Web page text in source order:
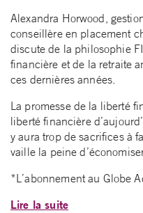
Alexandra Horwood,
conseillère en placement
discute de la philosophie
financière et de la retraite
ces dernières années.
La promesse de la liberté
liberté financière
y aura trop de sacrifices à
vaille la peine
*L’abonnement au Globe
Lire la suite